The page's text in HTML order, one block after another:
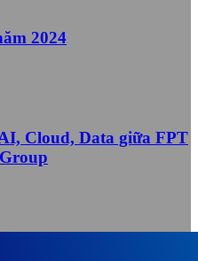
2024
Cloud, Data giữa FPT